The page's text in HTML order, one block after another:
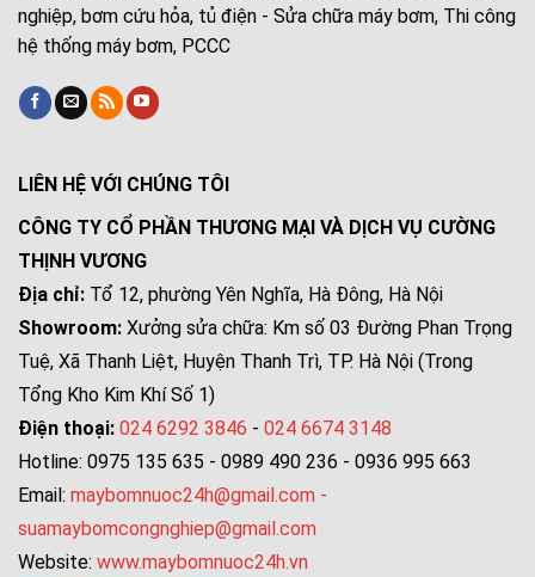
nghiệp, bơm cứu hỏa, tủ điện - Sửa chữa máy bơm, Thi công
hệ thống máy bơm, PCCC
LIÊN HỆ VỚI CHÚNG TÔI
CÔNG TY CỔ PHẦN THƯƠNG MẠI VÀ DỊCH VỤ CƯỜNG
THỊNH VƯƠNG
Địa chỉ: Tổ 12, phường Yên Nghĩa, Hà Đông, Hà Nội
Showroom: Xưởng sửa chữa: Km số 03 Đường Phan Trọng
Tuệ, Xã Thanh Liệt, Huyện Thanh Trì, TP. Hà Nội (Trong
Tổng Kho Kim Khí Số 1)
Điện thoại: 024 6292 3846 - 024 6674 3148
Hotline: 0975 135 635 - 0989 490 236 - 0936 995 663
Email: maybomnuoc24h@gmail.com -
suamaybomcongnghiep@gmail.com
Website: www.maybomnuoc24h.vn